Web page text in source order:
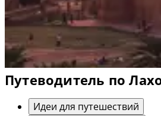
Путеводитель по
Идеи для путешествий